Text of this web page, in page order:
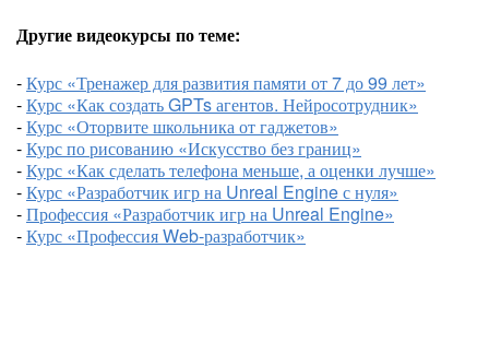
Другие видеокурсы по теме:
-Курс «Тренажер для развития памяти от 7 до 99 лет»
-Курс «Как создать GPTs агентов. Нейросотрудник»
-Курс «Оторвите школьника от гаджетов»
-Курс по рисованию «Искусство без границ»
-Курс «Как сделать телефона меньше, а оценки лучше»
-Курс «Разработчик игр на Unreal Engine с нуля»
-Профессия «Разработчик игр на Unreal Engine»
-Курс «Профессия Web-разработчик»